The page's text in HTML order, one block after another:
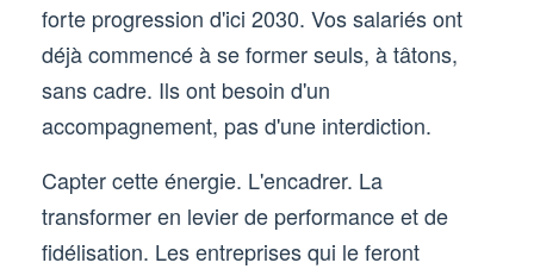
forte progression d'ici 2030. Vos salariés ont
déjà commencé à se former seuls, à tâtons,
sans cadre. Ils ont besoin d'un
accompagnement, pas d'une interdiction.
Capter cette énergie. L'encadrer. La
transformer en levier de performance et de
fidélisation. Les entreprises qui le feront